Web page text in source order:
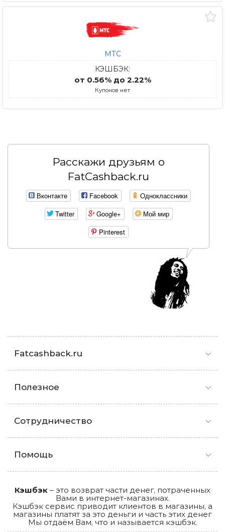
МТС
КЭШБЭК:
от 0.56% до 2.22%
Купонов нет
Расскажи друзьям о
FatCashback.ru
Вконтакте Facebook
Одноклассники
Twitter
Google+
Мой мир
Pinterest
Fatcashback.ru
Полезное
Сотрудничество
Помощь
Кэшбэк – это возврат части денег, потраченных
Вами в интернет-магазинах.
Кэшбэк сервис приводит клиентов в магазины, а
магазины платят за это деньги и часть этих денег
Мы отдаём Вам, что и называется кэшбэк.